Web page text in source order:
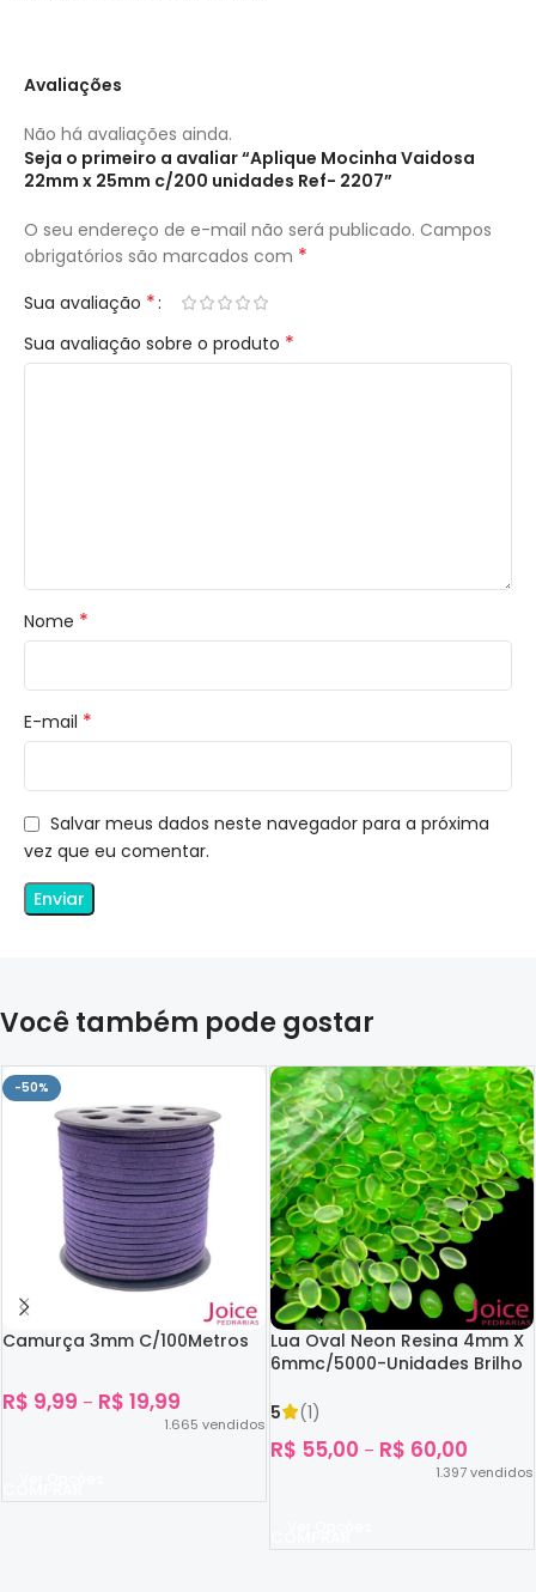
Avaliações
Não há avaliações ainda.
Seja o primeiro a avaliar “Aplique Mocinha Vaidosa
22mm x 25mm c/200 unidades Ref- 2207”
O seu endereço de e-mail não será publicado. Campos
obrigatórios são marcados com *
Sua avaliação *
Sua avaliação sobre o produto *
Nome *
E-mail *
Salvar meus dados neste navegador para a próxima
vez que eu comentar.
Você também pode gostar
-50%
Camurça 3mm C/100Metros
R$ 9,99 – R$ 19,99
1.665 vendidos
Lua Oval Neon Resina 4mm X
6mmc/5000-Unidades Brilho
5
(1)
R$ 55,00 – R$ 60,00
1.397vendidos